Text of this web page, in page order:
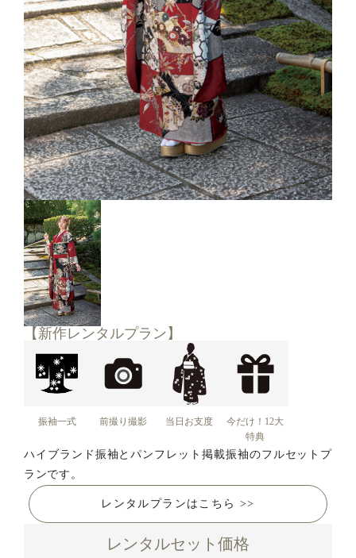
【新作レンタルプラン】
振袖一式 前撮り撮影 当日お支度
今だけ！12大
特典
ハイブランド振袖とパンフレット掲載振袖のフルセットプ
ランです。
レンタルプランはこちら >>
レンタルセット価格